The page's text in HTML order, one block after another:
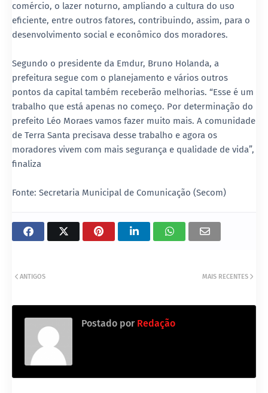
comércio, o lazer noturno, ampliando a cultura do uso
eficiente, entre outros fatores, contribuindo, assim, para o
desenvolvimento social e econômico dos moradores.
Segundo o presidente da Emdur, Bruno Holanda, a
prefeitura segue com o planejamento e vários outros
pontos da capital também receberão melhorias. “Esse é um
trabalho que está apenas no começo. Por determinação do
prefeito Léo Moraes vamos fazer muito mais. A comunidade
de Terra Santa precisava desse trabalho e agora os
moradores vivem com mais segurança e qualidade de vida”,
finaliza
Fonte: Secretaria Municipal de Comunicação (Secom)
MAIS RECENTES
ANTIGOS
Postado por Redação